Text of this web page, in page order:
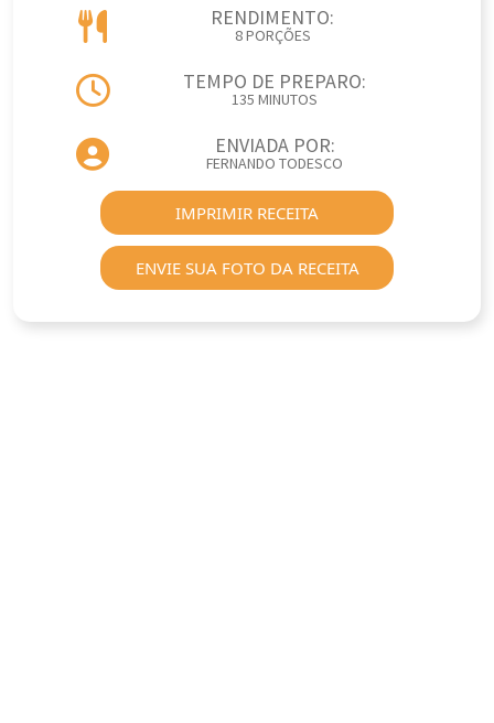
RENDIMENTO:
8 PORÇÕES
TEMPO DE PREPARO:
135 MINUTOS
ENVIADA POR:
FERNANDO TODESCO
IMPRIMIR RECEITA
ENVIE SUA FOTO DA RECEITA